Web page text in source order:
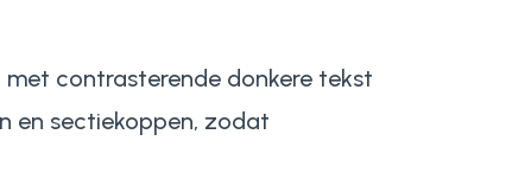
contrasterende donkere tekst
en sectiekoppen, zodat